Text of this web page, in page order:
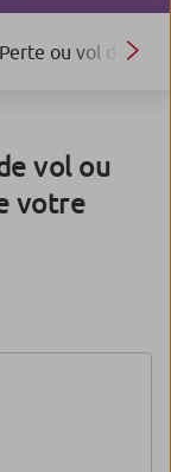
Perte ou vol de
vol ou
votre